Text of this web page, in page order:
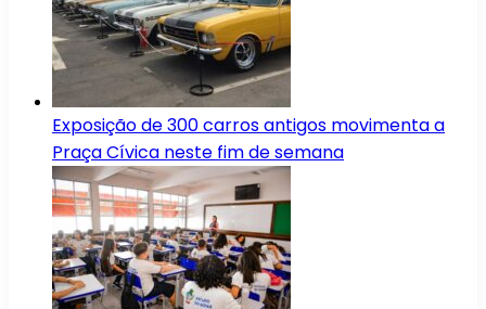
Exposição de 300 carros antigos movimenta a
Praça Cívica neste fim de semana